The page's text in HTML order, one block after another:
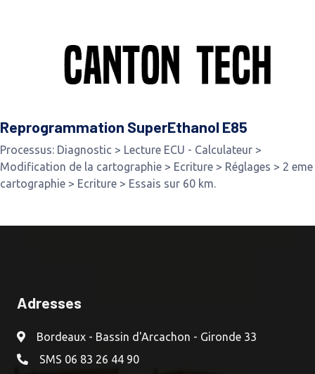
Reprogrammation SuperEthanol E85
Processus: Diagnostic > Lecture ECU - Calculateur >
Modification de la cartographie > Ecriture > Réglages > 2 eme
cartographie > Ecriture > Essais sur 60 km.
Adresses
Bordeaux - Bassin d'Arcachon - Gironde 33
SMS 06 83 26 44 90